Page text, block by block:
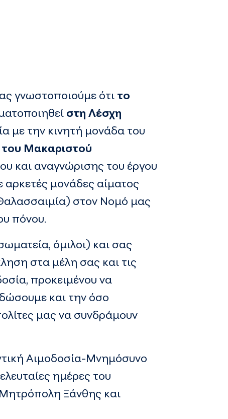
γνωστοποιούμε ότι το
στη Λέσχη
με την κινητή μονάδα του
Μακαριστού
και αναγνώρισης του έργου
μονάδες αίματος
στον Νομό μας
πόνου.
όμιλοι) και σας
στα μέλη σας και τις
προκειμένου να
και την όσο
μας να συνδράμουν
Αιμοδοσία-Μνημόσυνο
ημέρες του
Ξάνθης και